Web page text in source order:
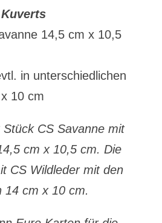
14,5 cm x 10,5
in unterschiedlichen
10 cm
CS Savanne mit
cm x 10,5 cm. Die
CS Wildleder mit den
14 cm x 10 cm.